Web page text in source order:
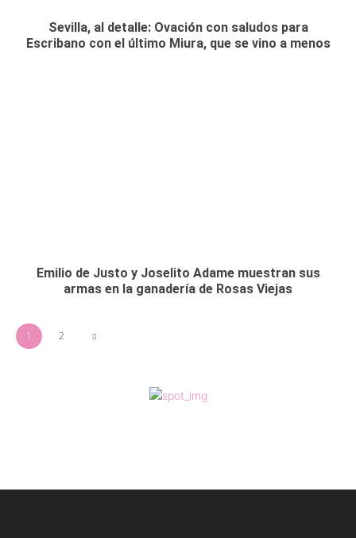
Sevilla, al detalle: Ovación con saludos para
Escribano con el último Miura, que se vino a menos
Emilio de Justo y Joselito Adame muestran sus
armas en la ganadería de Rosas Viejas
1 2